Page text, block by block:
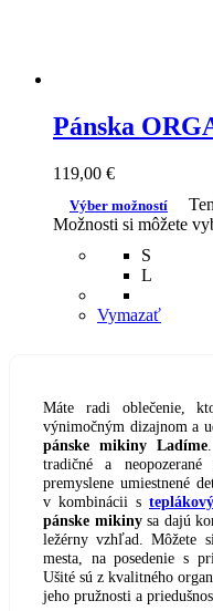
Pánska
119,00 €
Výber možností
Možnosti si môžete
S
L
Vymazať
Máte radi oblečenie,
výnimočným dizajnom a
pánske mikiny Ladíme
tradičné a
premyslene umiestnené
v kombinácii s
pánske mikinysa dajú
ležérny vzhľad. Môžete
mesta, na posedenie s
Ušité sú z kvalitného
jeho pružnosti a